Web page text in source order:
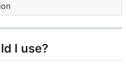
I use?